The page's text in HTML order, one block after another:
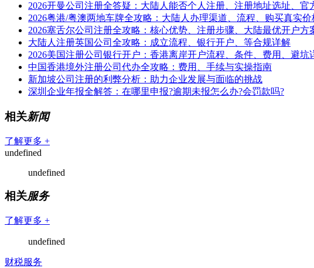
2026开曼公司注册全答疑：大陆人能否个人注册、注册地址选址、官
2026粤港/粤澳两地车牌全攻略：大陆人办理渠道、流程、购买真实价
2026塞舌尔公司注册全攻略：核心优势、注册步骤、大陆最优开户方
大陆人注册英国公司全攻略：成立流程、银行开户、等合规详解
2026美国注册公司银行开户：香港离岸开户流程、条件、费用、避坑
中国香港境外注册公司代办全攻略：费用、手续与实操指南
新加坡公司注册的利弊分析：助力企业发展与面临的挑战
深圳企业年报全解答：在哪里申报?逾期未报怎么办?会罚款吗?
相关新闻
了解更多 +
undefined
undefined
相关服务
了解更多 +
undefined
财税服务